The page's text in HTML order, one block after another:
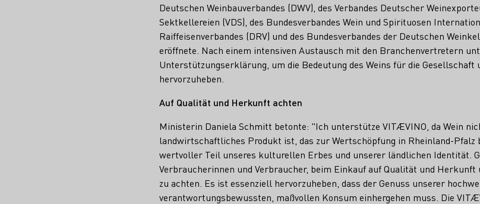
Deutschen Weinbauverbandes (DWV), des Verbandes Deutscher
Sektkellereien (VDS), des Bundesverbandes Wein und Spirituosen
Raiffeisenverbandes (DRV) und des Bundesverbandes der Deutschen
eröffnete. Nach einem intensiven Austausch mit den Branchenvertretern
Unterstützungserklärung, um die Bedeutung des Weins für die
hervorzuheben.
Auf Qualität und Herkunft achten
Ministerin Daniela Schmitt betonte: "Ich unterstütze VITÆVINO, da Wein
landwirtschaftliches Produkt ist, das zur Wertschöpfung in Rheinland-Pfalz
wertvoller Teil unseres kulturellen Erbes und unserer ländlichen Identität.
Verbraucherinnen und Verbraucher, beim Einkauf auf Qualität und
zu achten. Es ist essenziell hervorzuheben, dass der Genuss unserer
verantwortungsbewussten, maßvollen Konsum einhergehen muss. Die